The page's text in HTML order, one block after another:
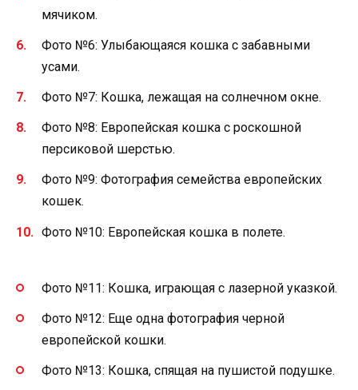
мячиком.
Фото №6: Улыбающаяся кошка с забавными
усами.
Фото №7: Кошка, лежащая на солнечном окне.
Фото №8: Европейская кошка с роскошной
персиковой шерстью.
Фото №9: Фотография семейства европейских
кошек.
Фото №10: Европейская кошка в полете.
Фото №11: Кошка, играющая с лазерной указкой.
Фото №12: Еще одна фотография черной
европейской кошки.
Фото №13: Кошка, спящая на пушистой подушке.